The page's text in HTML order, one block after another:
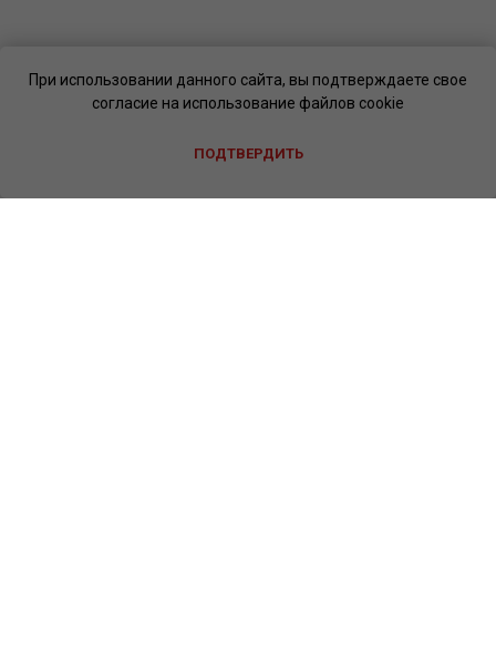
При использовании данного сайта, вы подтверждаете свое
согласие на использование файлов cookie
ПОДТВЕРДИТЬ